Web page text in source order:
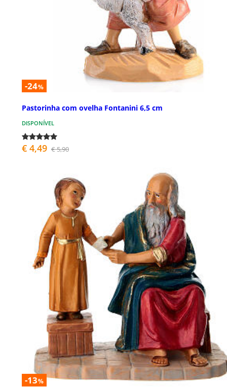
-24%
Pastorinha com ovelha Fontanini 6,5 cm
DISPONÍVEL
€ 4,49 € 5,90
-13%